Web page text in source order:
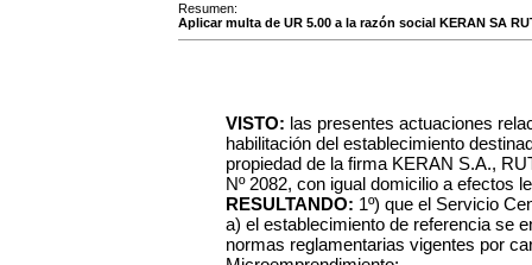
Resumen:
Aplicar multa de UR 5.00 a la razón social KERAN SA
VISTO: las presentes actuaciones
habilitación del establecimiento
propiedad de la firma KERAN S.A.,
Nº 2082, con igual domicilio a efectos
RESULTANDO: 1º) que el Servicio
a) el establecimiento de referencia se
normas reglamentarias vigentes por